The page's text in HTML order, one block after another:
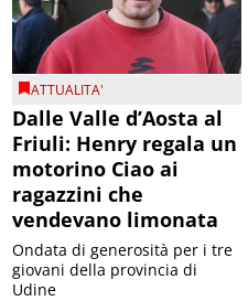
ATTUALITA'
Dalle Valle d’Aosta al
Friuli: Henry regala un
motorino Ciao ai
ragazzini che
vendevano limonata
Ondata di generosità per i tre
giovani della provincia di
Udine